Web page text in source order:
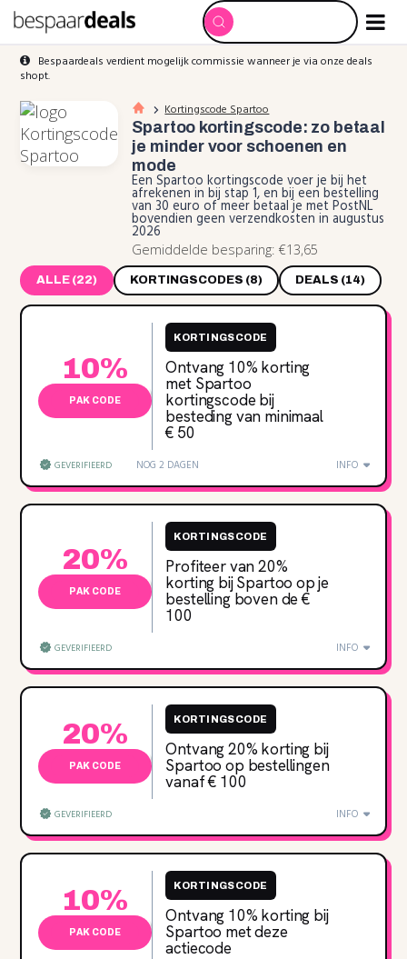
Bespaardeals verdient mogelijk commissie wanneer je via onze deals
shopt.
Kortingscode Spartoo
Spartoo kortingscode: zo betaal
je minder voor schoenen en
mode
Een Spartoo kortingscode voer je bij het
afrekenen in bij stap 1, en bij een bestelling
van 30 euro of meer betaal je met PostNL
bovendien geen verzendkosten in augustus
2026
Gemiddelde besparing: €13,65
ALLE (22) KORTINGSCODES (8) DEALS (14)
10%
PAK CODE
KORTINGSCODE
Ontvang 10% korting
met Spartoo
kortingscode bij
besteding van minimaal
€ 50
GEVERIFIEERD NOG 2 DAGEN INFO
20%
PAK CODE
KORTINGSCODE
Profiteer van 20%
korting bij Spartoo op je
bestelling boven de €
100
GEVERIFIEERD INFO
20%
PAK CODE
KORTINGSCODE
Ontvang 20% korting bij
Spartoo op bestellingen
vanaf € 100
GEVERIFIEERD INFO
10%
PAK CODE
KORTINGSCODE
Ontvang 10% korting bij
Spartoo met deze
actiecode